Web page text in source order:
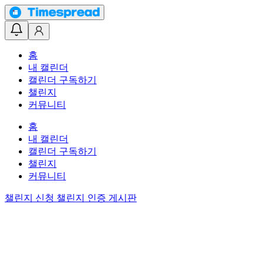
홈
내 캘린더
캘린더 구독하기
챌린지
커뮤니티
홈
내 캘린더
캘린더 구독하기
챌린지
커뮤니티
챌린지 신청 챌린지 인증 게시판